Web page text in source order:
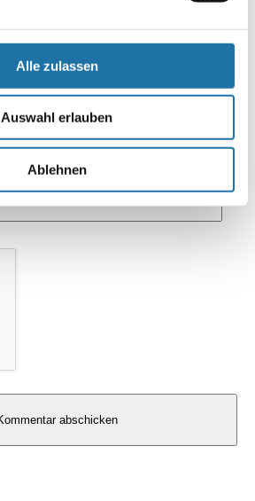
Alle zulassen
Auswahl erlauben
Ablehnen